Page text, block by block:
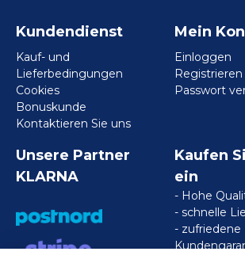
Kundendienst
Kauf- und
Lieferbedingungen
Cookies
Bonuskunde
Kontaktieren Sie uns
Mein
Einloggen
Registrieren
Passwort
Unsere Partner
KLARNA
Kaufen
ein
- Hohe
- schnelle
- zufriedene